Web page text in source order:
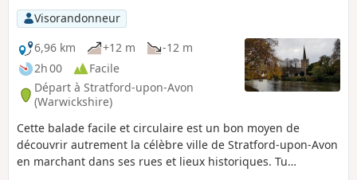
Visorandonneur
6,96 km
+12 m
-12 m
2h 00
Facile
Départ à Stratford-upon-Avon
(Warwickshire)
Cette balade facile et circulaire est un bon moyen de
découvrir autrement la célèbre ville de Stratford-upon-Avon
en marchant dans ses rues et lieux historiques. Tu